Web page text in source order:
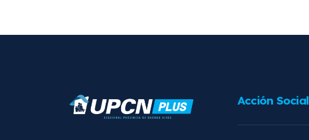
Acción Social